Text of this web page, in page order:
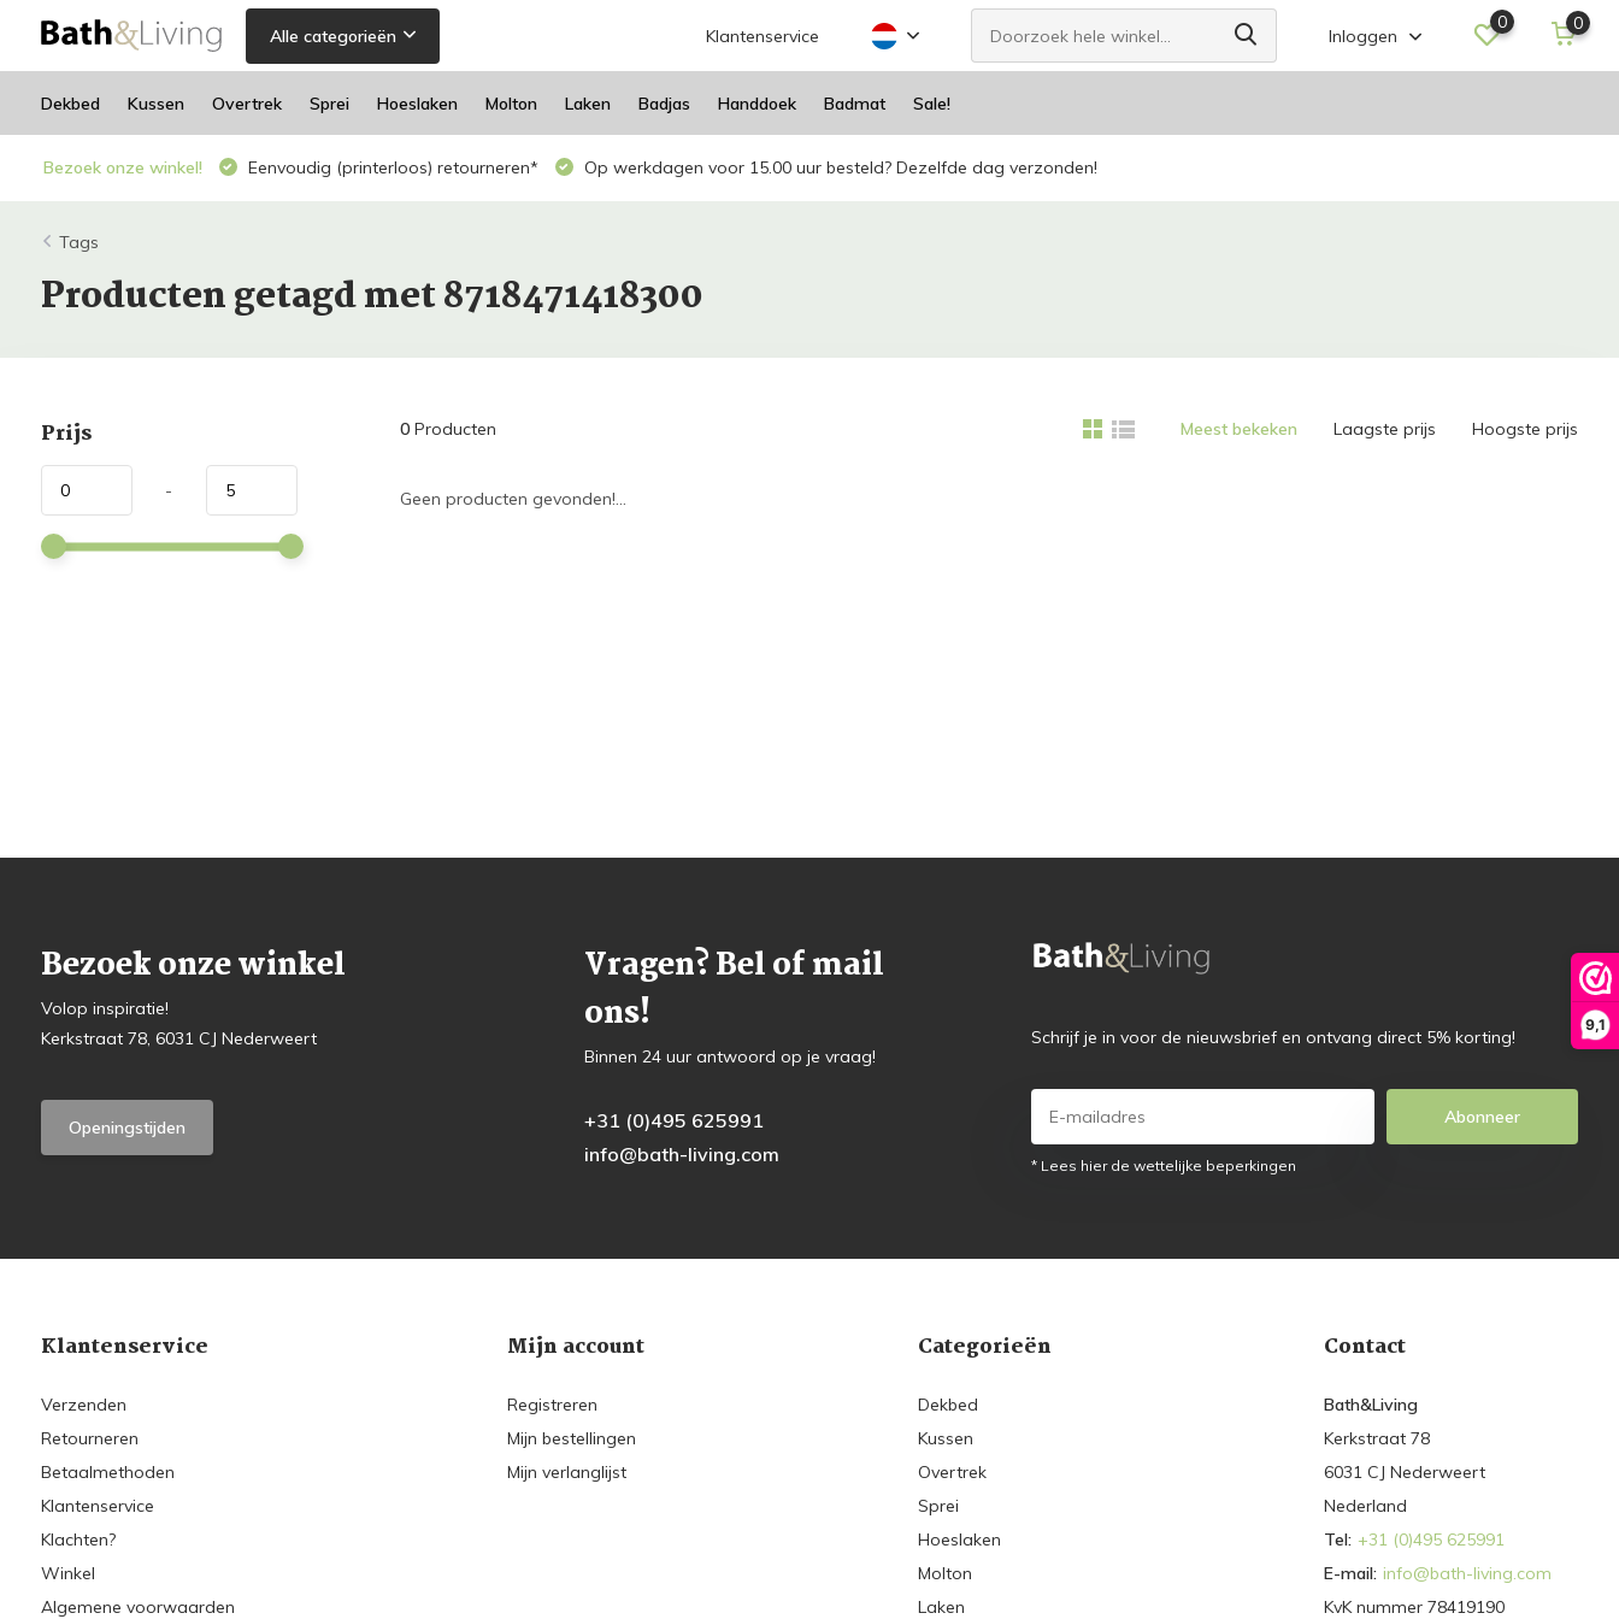
9,1
Alle categorieën Klantenservice Inloggen
0 0
Dekbed Kussen Overtrek Sprei Hoeslaken Molton Laken Badjas Handdoek Badmat Sale!
Bezoek onze winkel! Eenvoudig (printerloos) retourneren* Op werkdagen voor 15.00 uur besteld? Dezelfde dag verzonden!
Tags
Producten getagd met 8718471418300
Prijs
-
0Producten Meest bekeken Laagste prijs Hoogste prijs
Geen producten gevonden!...
Bezoek onze winkel
Volop inspiratie!
Kerkstraat 78, 6031 CJ Nederweert
Openingstijden
Vragen? Bel of mail
ons!
Binnen 24 uur antwoord op je vraag!
+31 (0)495 625991
info@bath-living.com
Schrijf je in voor de nieuwsbrief en ontvang direct 5% korting!
Abonneer
* Lees hier de wettelijke beperkingen
Klantenservice
Verzenden
Retourneren
Betaalmethoden
Klantenservice
Klachten?
Winkel
Algemene voorwaarden
Mijn account
Registreren
Mijn bestellingen
Mijn verlanglijst
Categorieën
Dekbed
Kussen
Overtrek
Sprei
Hoeslaken
Molton
Laken
Contact
Bath&Living
Kerkstraat 78
6031 CJ Nederweert
Nederland
Tel: +31 (0)495 625991
E-mail: info@bath-living.com
KvK nummer 78419190